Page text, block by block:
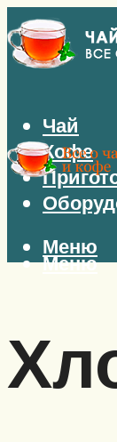
Чай
Кофе
Меню
Меню